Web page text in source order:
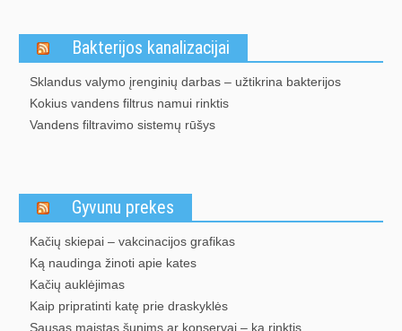
Bakterijos kanalizacijai
Sklandus valymo įrenginių darbas – užtikrina bakterijos
Kokius vandens filtrus namui rinktis
Vandens filtravimo sistemų rūšys
Gyvunu prekes
Kačių skiepai – vakcinacijos grafikas
Ką naudinga žinoti apie kates
Kačių auklėjimas
Kaip pripratinti katę prie draskyklės
Sausas maistas šunims ar konservai – ką rinktis